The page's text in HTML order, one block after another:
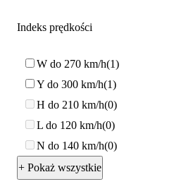
Indeks prędkości
W do 270 km/h 1
Y do 300 km/h 1
H do 210 km/h 0
L do 120 km/h 0
N do 140 km/h 0
+ Pokaż wszystkie